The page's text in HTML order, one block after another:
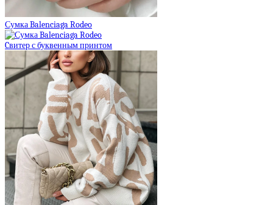
Сумка Balenciaga Rodeo
Cвитер с буквенным принтом